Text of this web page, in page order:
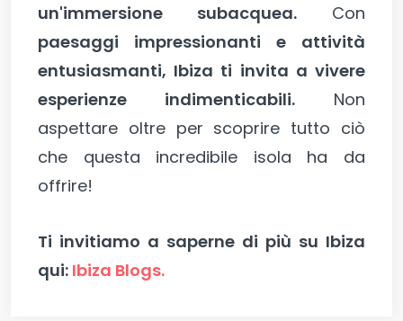
un'immersione subacquea. Con
paesaggi impressionanti e attività
entusiasmanti, Ibiza ti invita a vivere
esperienze indimenticabili. Non
aspettare oltre per scoprire tutto ciò
che questa incredibile isola ha da
offrire!
Ti invitiamo a saperne di più su Ibiza
qui: Ibiza Blogs.